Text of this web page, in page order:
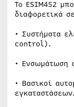
Το ESIM452
διαφορετικά
• Συστήματα
control).
•
• Βασικοί
εγκαταστάσεων.